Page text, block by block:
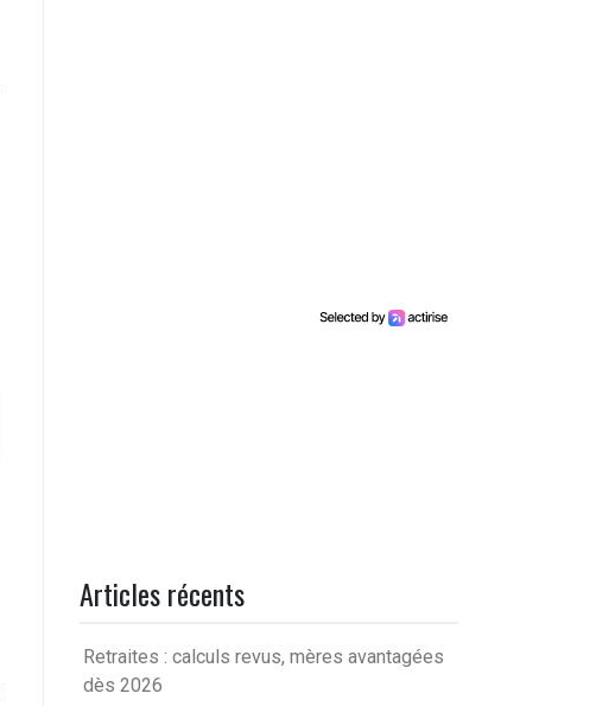
Articles récents
Retraites : calculs revus, mères avantagées
dès 2026